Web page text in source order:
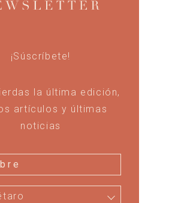
¡Súscríbete!
la última edición,
artículos y últimas
noticias